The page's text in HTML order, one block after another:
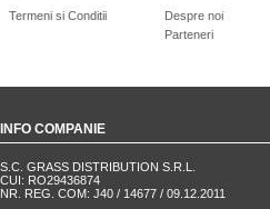
Termeni si Conditii
Despre noi
Parteneri
INFO COMPANIE
S.C. GRASS DISTRIBUTION S.R.L.
CUI: RO29436874
NR. REG. COM: J40 / 14677 / 09.12.2011